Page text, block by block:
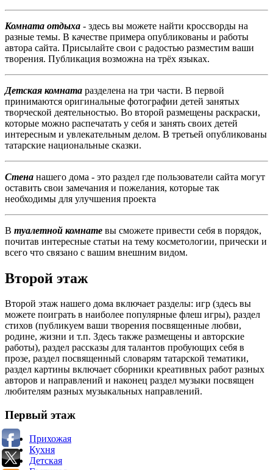
Комната отдыха - здесь вы можете найти кроссворды на
разные темы. В качестве примера опубликованы и работы
автора сайта. Присылайте свои с радостью разместим ваши
творения. Публикация возможна на трёх языках.
Детская комната разделена на три части. В первой
принимаются оригинальные фотографии детей занятых
творческой деятельностью. Во второй размещены раскраски,
которые можно распечатать у себя и занять своих детей
интересным и увлекательным делом. В третьей опубликованы
татарские национальные сказки.
Стена нашего дома - это раздел где пользователи сайта могут
оставить свои замечания и пожелания, которые так
необходимы для улучшения проекта
В туалетной комнате вы сможете привести себя в порядок,
почитав интересные статьи на тему косметологии, прически и
всего что связано с вашим внешним видом.
Второй этаж
Второй этаж нашего дома включает разделы: игр (здесь вы
можете поиграть в наиболее популярные флеш игры), раздел
стихов (публикуем ваши творения посвященные любви,
родине, жизни и т.п. Здесь также размещены и авторские
работы), раздел рассказы для талантов пробующих себя в
прозе, раздел посвященный словарям татарской тематики,
раздел картины включает сборники креативных работ разных
авторов и направлений и наконец раздел музыки посвящен
любителям разных музыкальных направлений.
Первый этаж
Прихожая
Кухня
Детская